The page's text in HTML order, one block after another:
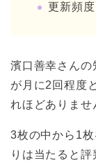
更新頻
濱口善幸さんの
が月に2回程度
れほどありませ
3枚の中から1
りは当たると評